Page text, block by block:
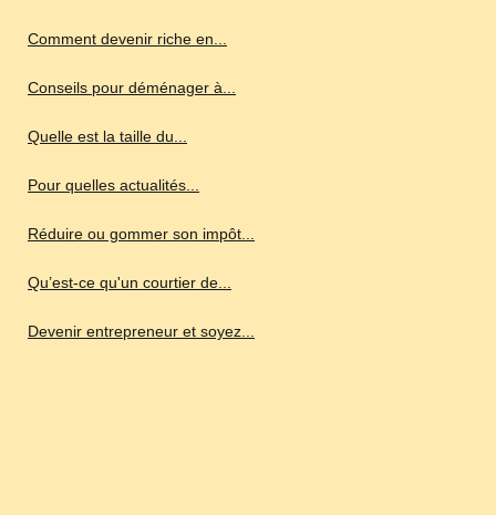
Comment devenir riche en...
Conseils pour déménager à...
Quelle est la taille du...
Pour quelles actualités...
Réduire ou gommer son impôt...
Qu’est-ce qu'un courtier de...
Devenir entrepreneur et soyez...